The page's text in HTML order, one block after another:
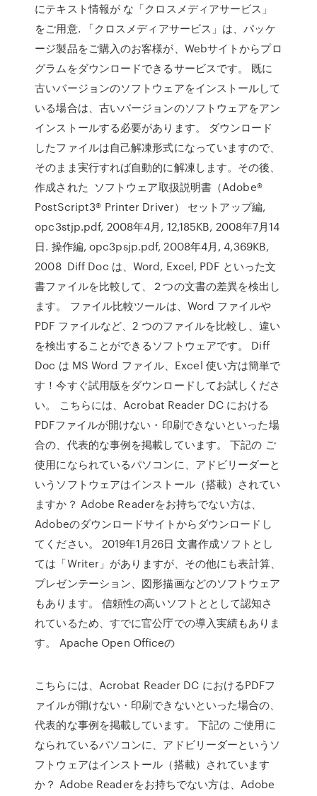
にテキスト情報が な「クロスメディアサービス」
をご用意. 「クロスメディアサービス」は、パッケ
ージ製品をご購入のお客様が、Webサイトからプロ
グラムをダウンロードできるサービスです。 既に
古いバージョンのソフトウェアをインストールして
いる場合は、古いバージョンのソフトウェアをアン
インストールする必要があります。 ダウンロード
したファイルは自己解凍形式になっていますので、
そのまま実行すれば自動的に解凍します。その後、
作成された ソフトウェア取扱説明書（Adobe®
PostScript3® Printer Driver） セットアップ編,
opc3stjp.pdf, 2008年4月, 12,185KB, 2008年7月14
日. 操作編, opc3psjp.pdf, 2008年4月, 4,369KB,
2008 Diff Doc は、Word, Excel, PDF といった文
書ファイルを比較して、２つの文書の差異を検出し
ます。 ファイル比較ツールは、Word ファイルや
PDF ファイルなど、2 つのファイルを比較し、違い
を検出することができるソフトウェアです。 Diff
Doc は MS Word ファイル、Excel 使い方は簡単で
す！今すぐ試用版をダウンロードしてお試しくださ
い。 こちらには、Acrobat Reader DC における
PDFファイルが開けない・印刷できないといった場
合の、代表的な事例を掲載しています。 下記の ご
使用になられているパソコンに、アドビリーダーと
いうソフトウェアはインストール（搭載）されてい
ますか？ Adobe Readerをお持ちでない方は、
Adobeのダウンロードサイトからダウンロードし
てください。 2019年1月26日 文書作成ソフトとし
ては「Writer」がありますが、その他にも表計算、
プレゼンテーション、図形描画などのソフトウェア
もあります。 信頼性の高いソフトととして認知さ
れているため、すでに官公庁での導入実績もありま
す。 Apache Open Officeの
こちらには、Acrobat Reader DC におけるPDFフ
ァイルが開けない・印刷できないといった場合の、
代表的な事例を掲載しています。 下記の ご使用に
なられているパソコンに、アドビリーダーというソ
フトウェアはインストール（搭載）されています
か？ Adobe Readerをお持ちでない方は、Adobe